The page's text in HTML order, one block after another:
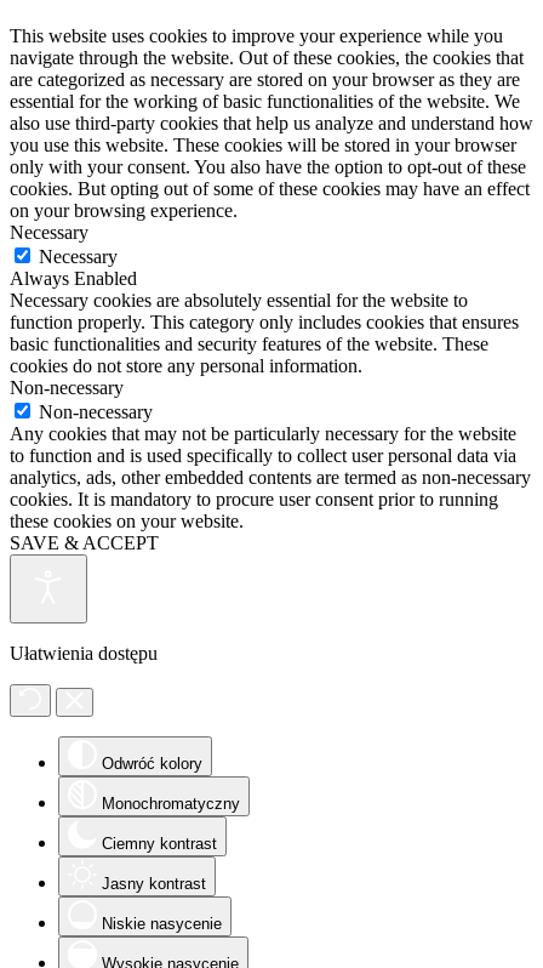
This website uses cookies to improve your experience while you
navigate through the website. Out of these cookies, the cookies that
are categorized as necessary are stored on your browser as they are
essential for the working of basic functionalities of the website. We
also use third-party cookies that help us analyze and understand how
you use this website. These cookies will be stored in your browser
only with your consent. You also have the option to opt-out of these
cookies. But opting out of some of these cookies may have an effect
on your browsing experience.
Necessary
Necessary
Always Enabled
Necessary cookies are absolutely essential for the website to
function properly. This category only includes cookies that ensures
basic functionalities and security features of the website. These
cookies do not store any personal information.
Non-necessary
Non-necessary
Any cookies that may not be particularly necessary for the website
to function and is used specifically to collect user personal data via
analytics, ads, other embedded contents are termed as non-necessary
cookies. It is mandatory to procure user consent prior to running
these cookies on your website.
SAVE & ACCEPT
Ułatwienia dostępu
Odwróć kolory
Monochromatyczny
Ciemny kontrast
Jasny kontrast
Niskie nasycenie
Wysokie nasycenie